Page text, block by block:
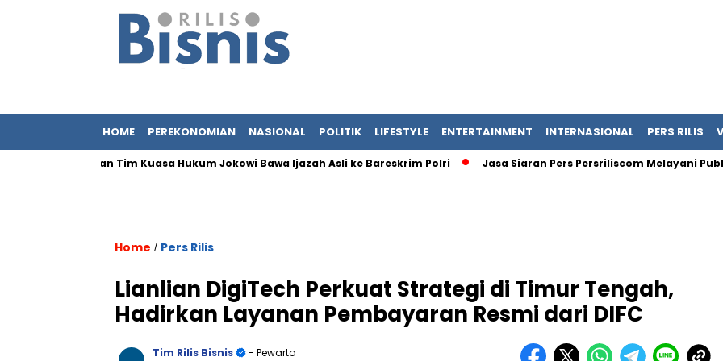
HOME PEREKONOMIAN NASIONAL POLITIK LIFESTYLE ENTERTAINMENT INTERNASIONAL PERS RILIS
Iriana dan Tim Kuasa Hukum Jokowi Bawa Ijazah Asli ke Bareskrim Polri Jasa Siaran Pers Persriliscom Melayani
Home / Pers Rilis
Lianlian DigiTech Perkuat Strategi di Timur Tengah,
Hadirkan Layanan Pembayaran Resmi dari DIFC
Tim Rilis Bisnis
- Pewarta